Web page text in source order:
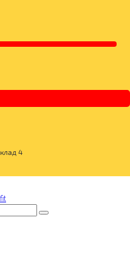
4
500гр, Фруктовница